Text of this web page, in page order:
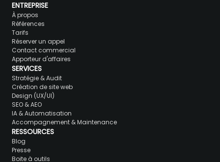
ENTREPRISE
À propos
Références
Tarifs
Réserver un appel
Contact commercial
Apporteur d'affaires
SERVICES
Stratégie & Audit
Création de site web
Design (UX/UI)
SEO & AEO
IA & Automatisation
Accompagnement & Maintenance
RESSOURCES
Blog
Presse
Boite à outils